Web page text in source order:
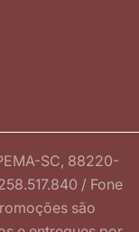
SC, 88220-
/ Fone
são